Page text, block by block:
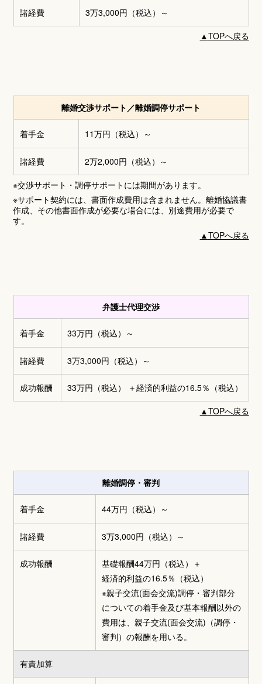
諸経費 3万3,000円 （税込）～
▲TOPへ戻る
離婚交渉サポート／離婚調停サポート
着手金 11万円 （税込）～
諸経費 2万2,000円 （税込）～
※交渉サポート・調停サポートには期間があります。
※サポート契約には、書面作成費用は含まれません。離婚協議書
作成、その他書面作成が必要な場合には、別途費用が必要で
す。
▲TOPへ戻る
弁護士代理交渉
着手金 33万円 （税込）～
諸経費 3万3,000円 （税込）～
成功報酬 33万円 （税込） ＋経済的利益の16.5％（税込）
▲TOPへ戻る
離婚調停・審判
着手金 44万円 （税込）～
諸経費 3万3,000円 （税込）～
成功報酬 基礎報酬44万円（税込） ＋
経済的利益の16.5％（税込）
※親子交流(面会交流)調停・審判部分
についての着手金及び基本報酬以外の
費用は、親子交流(面会交流)（調停・
審判）の報酬を用いる。
有責加算